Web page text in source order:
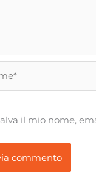
il mio nome,